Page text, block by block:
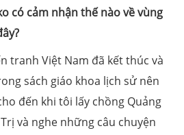
có cảm nhận thế nào về vùng
tranh Việt Nam đã kết thúc và
sách giáo khoa lịch sử nên
đến khi tôi lấy chồng Quảng
và nghe những câu chuyện